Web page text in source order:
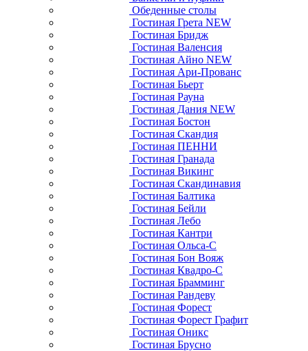
Обеденные столы
Гостиная Грета NEW
Гостиная Бридж
Гостиная Валенсия
Гостиная Айно NEW
Гостиная Ари-Прованс
Гостиная Бьерт
Гостиная Рауна
Гостиная Дания NEW
Гостиная Бостон
Гостиная Скандия
Гостиная ПЕННИ
Гостиная Гранада
Гостиная Викинг
Гостиная Скандинавия
Гостиная Балтика
Гостиная Бейли
Гостиная Лебо
Гостиная Кантри
Гостиная Ольса-С
Гостиная Бон Вояж
Гостиная Квадро-С
Гостиная Брамминг
Гостиная Рандеву
Гостиная Форест
Гостиная Форест Графит
Гостиная Оникс
Гостиная Брусно